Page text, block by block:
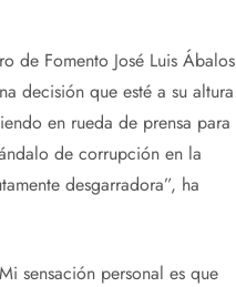
de Fomento José Luis Ábalos
decisión que esté a su altura
en rueda de prensa para
de corrupción en la
desgarradora”, ha
sensación personal es que